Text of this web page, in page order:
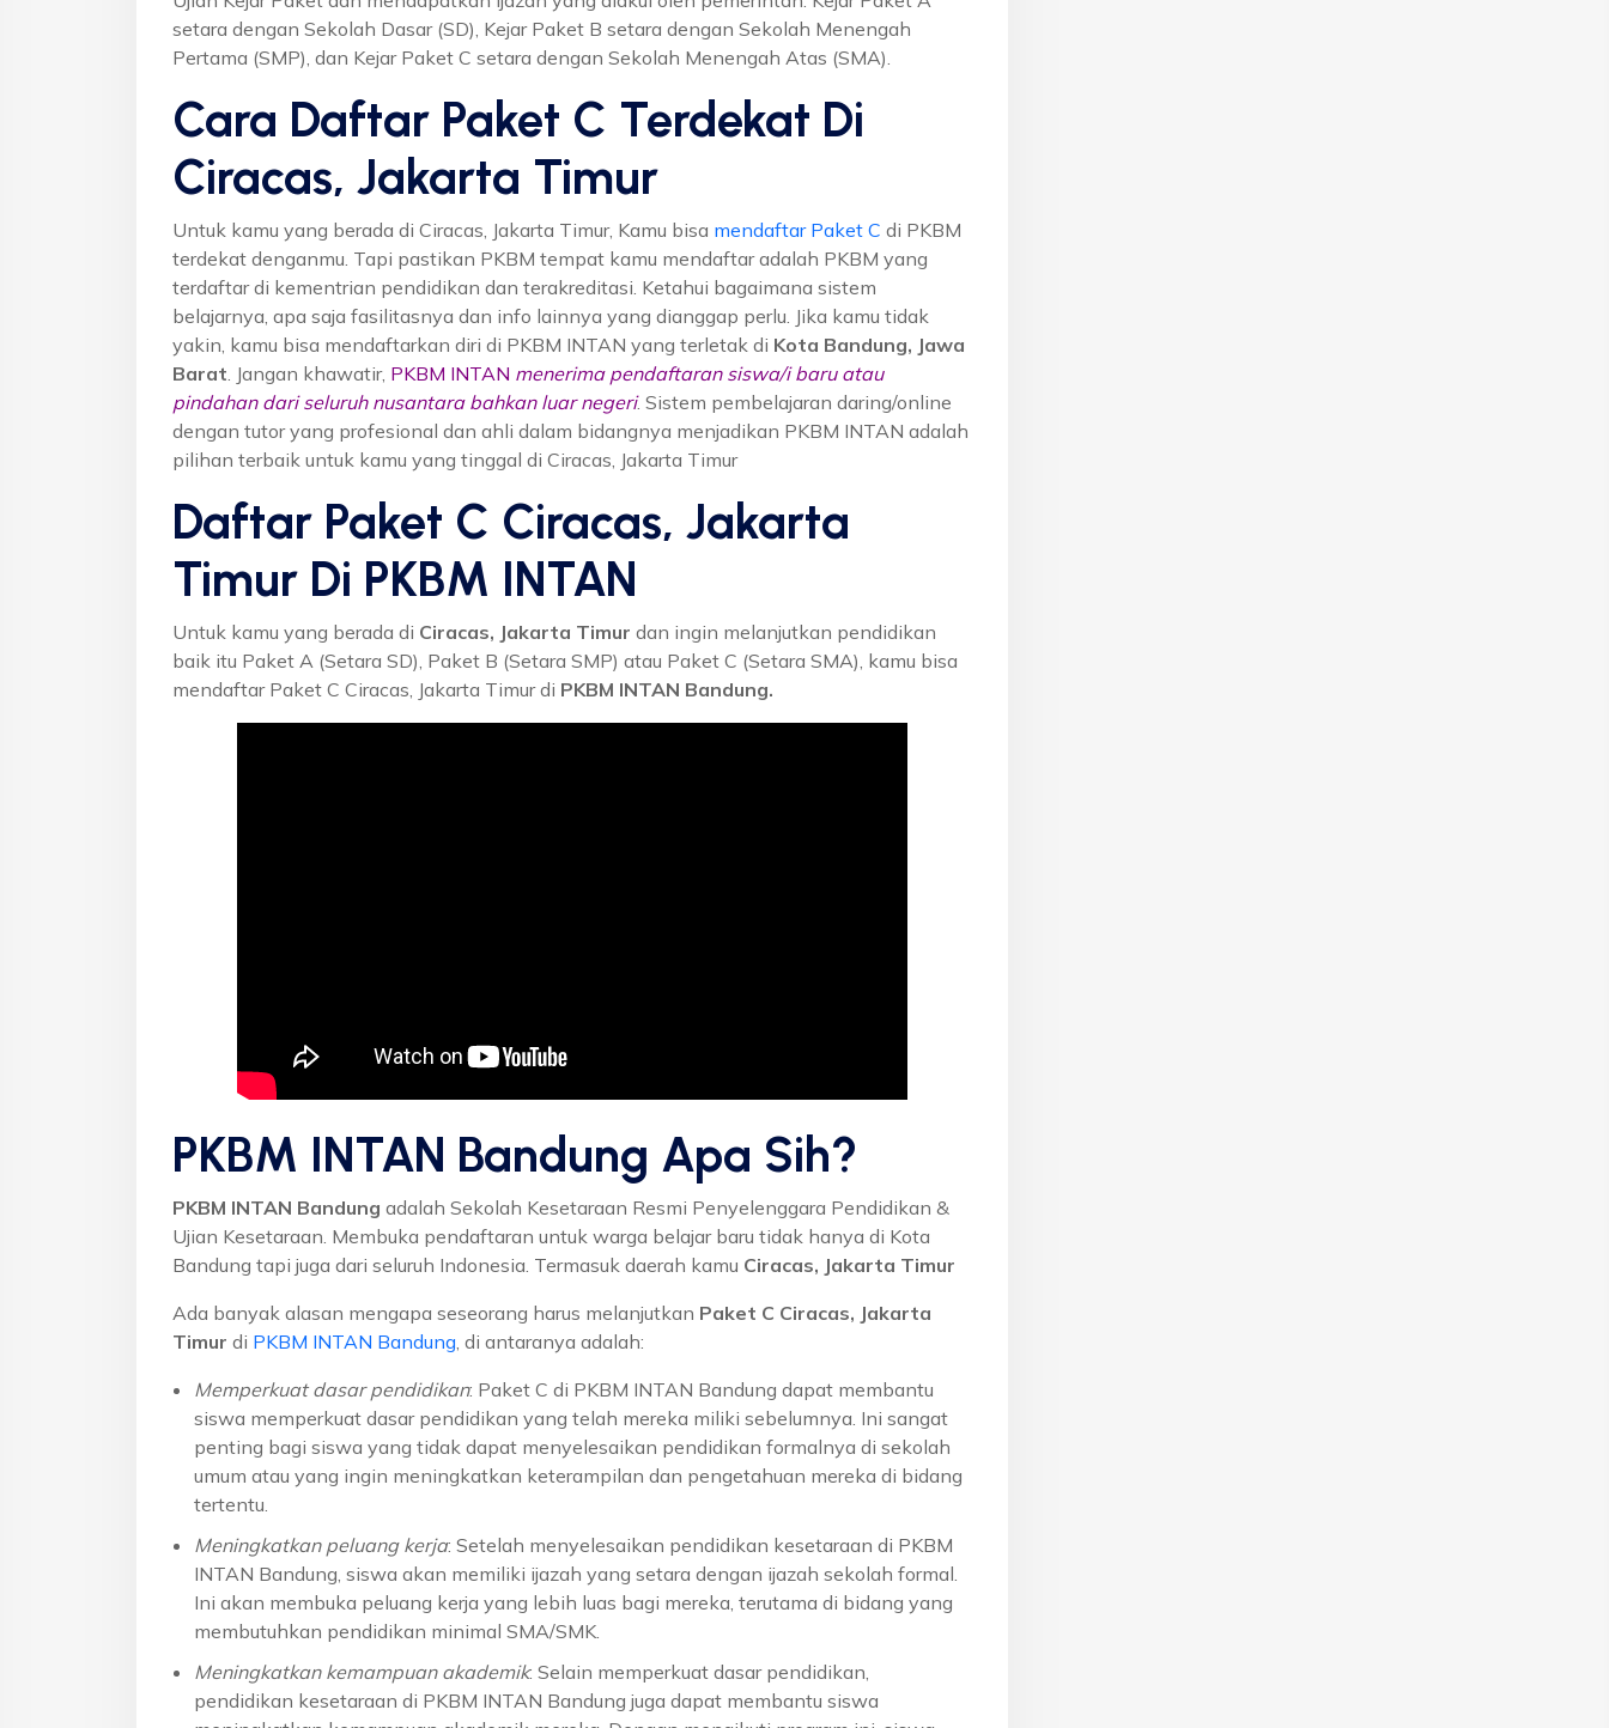
setara dengan Sekolah Dasar (SD), Kejar Paket B setara dengan Sekolah Menengah
Pertama (SMP), dan Kejar Paket C setara dengan Sekolah Menengah Atas (SMA).
Cara Daftar Paket C Terdekat Di
Ciracas, Jakarta Timur
Untuk kamu yang berada di Ciracas, Jakarta Timur, Kamu bisa mendaftar Paket C di PKBM
terdekat denganmu. Tapi pastikan PKBM tempat kamu mendaftar adalah PKBM yang
terdaftar di kementrian pendidikan dan terakreditasi. Ketahui bagaimana sistem
belajarnya, apa saja fasilitasnya dan info lainnya yang dianggap perlu. Jika kamu tidak
yakin, kamu bisa mendaftarkan diri di PKBM INTAN yang terletak di Kota Bandung, Jawa
Barat . Jangan khawatir, PKBM INTAN menerima pendaftaran siswa/i baru atau
pindahan dari seluruh nusantara bahkan luar negeri. Sistem pembelajaran daring/online
dengan tutor yang profesional dan ahli dalam bidangnya menjadikan PKBM INTAN adalah
pilihan terbaik untuk kamu yang tinggal di Ciracas, Jakarta Timur
Daftar Paket C Ciracas, Jakarta
Timur Di PKBM INTAN
Untuk kamu yang berada di Ciracas, Jakarta Timur dan ingin melanjutkan pendidikan
baik itu Paket A (Setara SD), Paket B (Setara SMP) atau Paket C (Setara SMA), kamu bisa
mendaftar Paket C Ciracas, Jakarta Timur di PKBM INTAN Bandung.
PKBM INTAN Bandung Apa Sih?
PKBM INTAN Bandung adalah Sekolah Kesetaraan Resmi Penyelenggara Pendidikan &
Ujian Kesetaraan. Membuka pendaftaran untuk warga belajar baru tidak hanya di Kota
Bandung tapi juga dari seluruh Indonesia. Termasuk daerah kamu Ciracas, Jakarta Timur
Ada banyak alasan mengapa seseorang harus melanjutkan Paket C Ciracas, Jakarta
Timur di PKBM INTAN Bandung , di antaranya adalah:
Memperkuat dasar pendidikan: Paket C di PKBM INTAN Bandung dapat membantu
siswa memperkuat dasar pendidikan yang telah mereka miliki sebelumnya. Ini sangat
penting bagi siswa yang tidak dapat menyelesaikan pendidikan formalnya di sekolah
umum atau yang ingin meningkatkan keterampilan dan pengetahuan mereka di bidang
tertentu.
Meningkatkan peluang kerja: Setelah menyelesaikan pendidikan kesetaraan di PKBM
INTAN Bandung, siswa akan memiliki ijazah yang setara dengan ijazah sekolah formal.
Ini akan membuka peluang kerja yang lebih luas bagi mereka, terutama di bidang yang
membutuhkan pendidikan minimal SMA/SMK.
Meningkatkan kemampuan akademik: Selain memperkuat dasar pendidikan,
pendidikan kesetaraan di PKBM INTAN Bandung juga dapat membantu siswa